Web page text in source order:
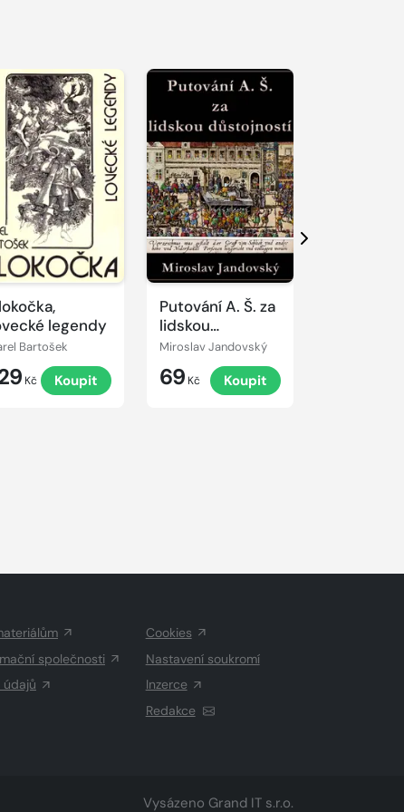
legendy
Bartošek
Kč Koupit
Putování A. Š. za
lidskou
důstojností
Miroslav Jandovský
69 Kč Koupit
Další
společnosti
údajů
Cookies
Nastavení soukromí
Inzerce
Redakce
Vysázeno Grand IT s.r.o.